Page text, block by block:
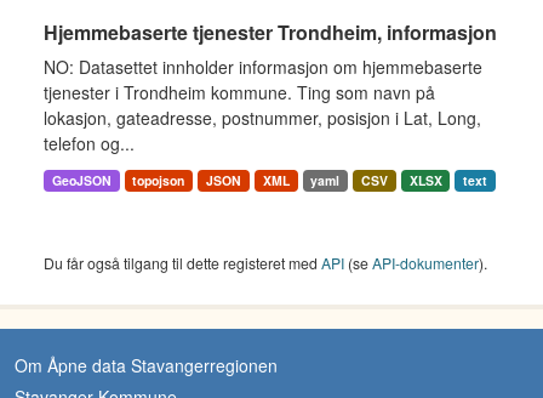
Hjemmebaserte tjenester Trondheim, informasjon
NO: Datasettet innholder informasjon om hjemmebaserte
tjenester i Trondheim kommune. Ting som navn på
lokasjon, gateadresse, postnummer, posisjon i Lat, Long,
telefon og...
GeoJSON topojson JSON XML yaml CSV XLSX text
Du får også tilgang til dette registeret med API (seAPI-dokumenter).
Om Åpne data Stavangerregionen